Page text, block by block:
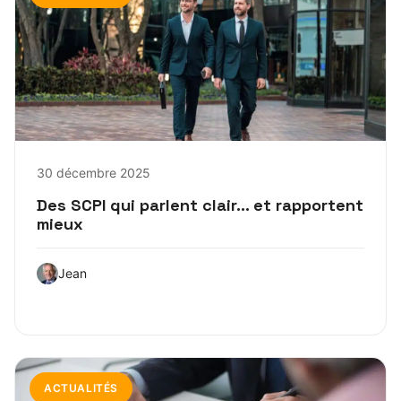
30 décembre 2025
Des SCPI qui parlent clair… et rapportent
mieux
Jean
ACTUALITÉS